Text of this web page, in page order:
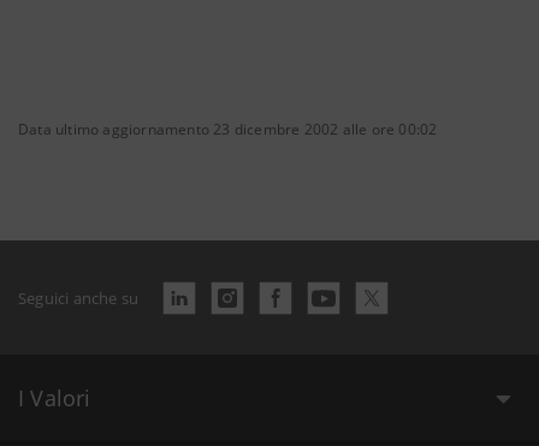
Data ultimo aggiornamento 23 dicembre 2002 alle ore 00:02
Seguici anche su
I Valori